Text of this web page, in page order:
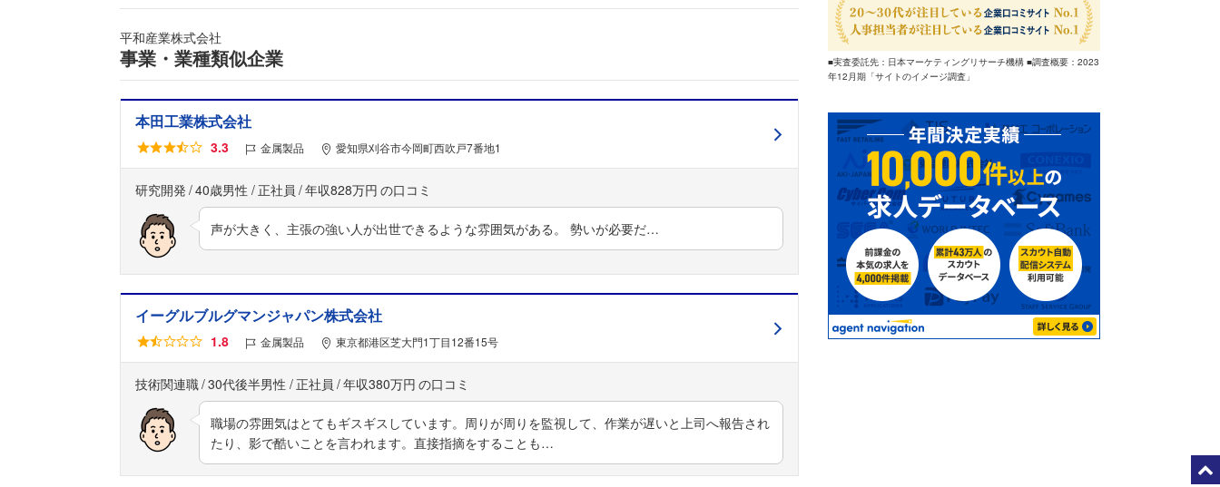
平和産業株式会社
事業・業種類似企業
本田工業株式会社
3.3 金属製品 愛知県刈谷市今岡町西吹戸7番地1
研究開発 40歳男性 正社員 年収828万円
声が大きく、主張の強い人が出世できるような雰囲気がある。 勢いが必要だ…
イーグルブルグマンジャパン株式会社
1.8 金属製品 東京都港区芝大門1丁目12番15号
技術関連職 30代後半男性 正社員 年収380万円
職場の雰囲気はとてもギスギスしています。周りが周りを監視して、作業が遅いと上司へ報告され
たり、影で酷いことを言われます。直接指摘をすることも…
■実査委託先：日本マーケティングリサーチ機構 ■調査概要：2023
年12月期「サイトのイメージ調査」